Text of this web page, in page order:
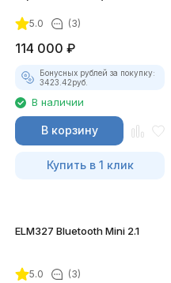
5.0 (3)
114 000 ₽
Бонусных рублей за покупку:
3423.42руб.
В наличии
В корзину
Купить в 1 клик
ELM327 Bluetooth Mini 2.1
5.0 (3)